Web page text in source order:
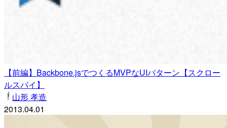
【前編】Backbone.jsでつくるMVPなUIパターン【スクロー
ルスパイ】
山形 孝造
2013.04.01